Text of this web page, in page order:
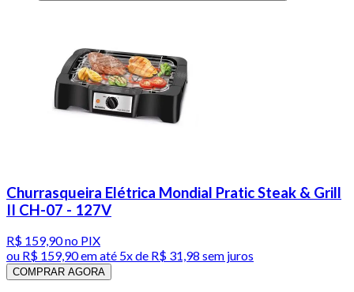
Churrasqueira Elétrica Mondial Pratic Steak & Grill
II CH-07 - 127V
R$ 159,90no PIX
ou R$ 159,90em até 5x de R$ 31,98 sem juros
COMPRAR AGORA